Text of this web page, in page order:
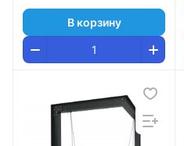
В корзину